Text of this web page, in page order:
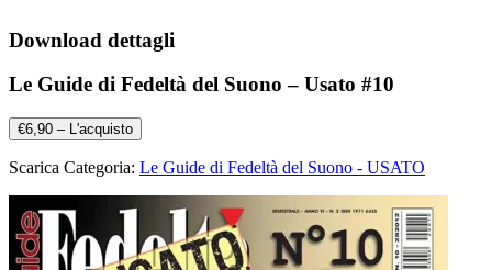
Download dettagli
Le Guide di Fedeltà del Suono – Usato #10
€6,90 – L'acquisto
Scarica Categoria: Le Guide di Fedeltà del Suono - USATO